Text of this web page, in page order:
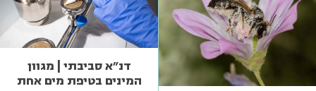
דנ"א סביבתי | מגוון
המינים בטיפת מים אחת